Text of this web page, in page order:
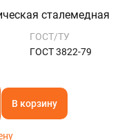
сталемедная
ГОСТ/ТУ
ГОСТ 3822-79
В корзину